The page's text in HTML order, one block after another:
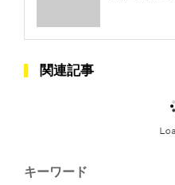
関連記事
キーワード